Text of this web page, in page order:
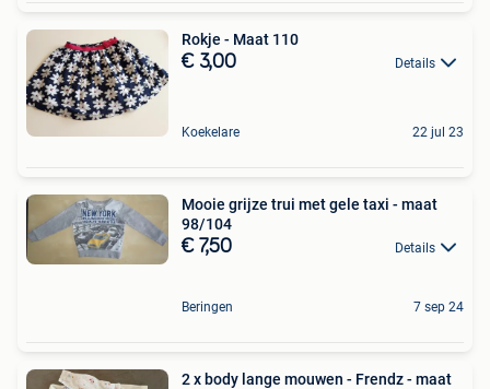
Rokje - Maat 110
€ 3,00 Details
Koekelare 22 jul 23
Mooie grijze trui met gele taxi - maat
98/104
€ 7,50 Details
Beringen 7 sep 24
2 x body lange mouwen - Frendz - maat